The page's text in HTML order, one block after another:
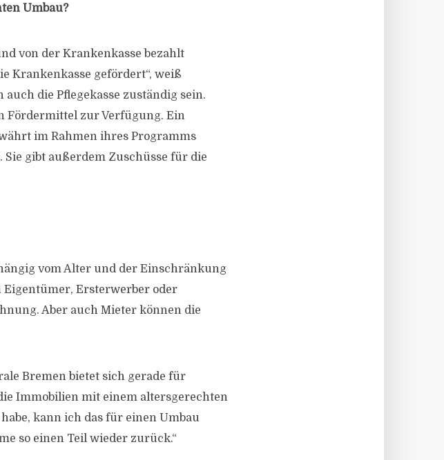
Umbau?
von der Krankenkasse bezahlt
Krankenkasse gefördert“, weiß
auch die Pflegekasse zuständig sein.
Fördermittel zur Verfügung. Ein
im Rahmen ihres Programms
gibt außerdem Zuschüsse für die
vom Alter und der Einschränkung
Eigentümer, Ersterwerber oder
Aber auch Mieter können die
Bremen bietet sich gerade für
Immobilien mit einem altersgerechten
kann ich das für einen Umbau
so einen Teil wieder zurück.“